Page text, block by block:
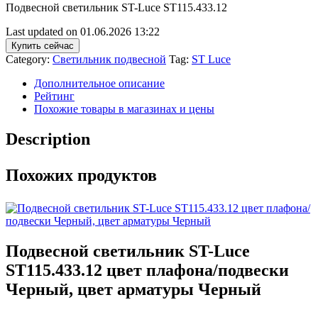
Подвесной светильник ST-Luce ST115.433.12
Last updated on 01.06.2026 13:22
Купить сейчас
Category: Светильник подвесной Tag: ST Luce
Дополнительное описание
Рейтинг
Похожие товары в магазинах и цены
Description
Похожих продуктов
Подвесной светильник ST-Luce
ST115.433.12 цвет плафона/подвески
Черный, цвет арматуры Черный